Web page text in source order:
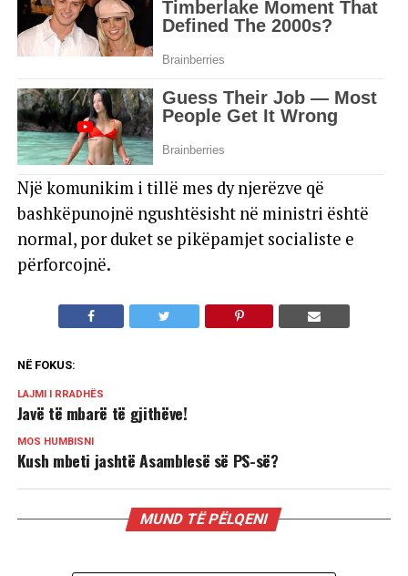
Një komunikim i tillë mes dy njerëzve që
bashkëpunojnë ngushtësisht në ministri është
normal, por duket se pikëpamjet socialiste e
përforcojnë.
NË FOKUS:
LAJMI I RRADHËS
Javë të mbarë të gjithëve!
MOS HUMBISNI
Kush mbeti jashtë Asamblesë së PS-së?
MUND TË PËLQENI